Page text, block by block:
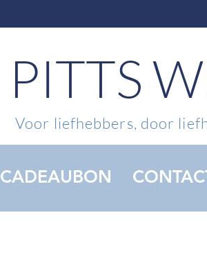
PITTS
Voor liefhebbers, door
CADEAUBON